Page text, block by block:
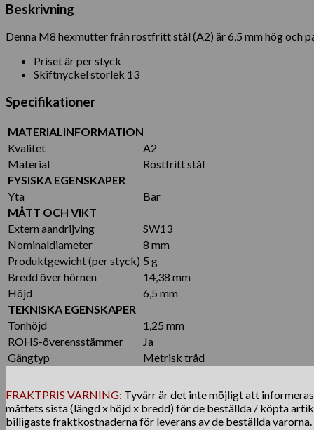
Beskrivning
Denna M8 hexmutter från rostfritt stål (A2) är 6,5 mm hög och
Priset är per styck
Skiftnyckel storlek 13
Specifikationer
MATERIALINFORMATION
Kvalitet
A2
Material
Rostfritt stål
FYSISKA EGENSKAPER
Yta
Bar
MÅTT OCH VIKT
Extern aandrijving
SW13
Nominaldiameter
8 mm
Produktgewicht (per styck) 5 g
Bredd över hörnen
14,38 mm
Höjd
6,5 mm
TEKNISKA EGENSKAPER
Tonhöjd
1,25 mm
ROHS-överensstämmer
Ja
Gängtyp
Metrisk tråd
FRAKTPRIS VARNING: Tyvärr är det inte möjligt att
måttets sista (längd x höjd x bredd) för de beställda / köpta
billigaste fraktkostnaderna för leverans av de beställda